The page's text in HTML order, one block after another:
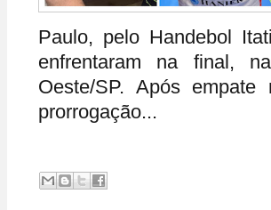
Paulo, pelo Handebol
enfrentaram na final,
Oeste/SP. Após
prorrogação...